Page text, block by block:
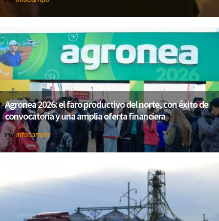
Agronea 2026: el faro productivo del norte, con éxito de
convocatoria y una amplia oferta financiera
Por infocampo